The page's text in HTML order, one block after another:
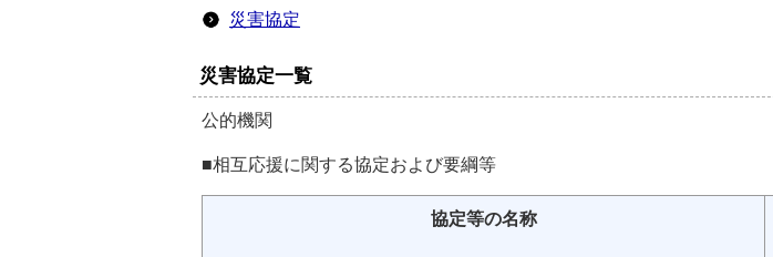
災害協定
災害協定一覧
公的機関
■相互応援に関する協定および要綱等
協定等の名称